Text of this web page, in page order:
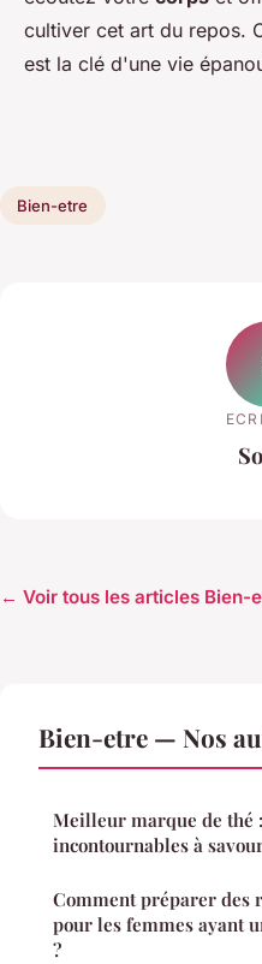
cultiver cet art du repos.
est la clé d'une vie
Bien-etre
← Voir tous les articles Bien-
Bien-etre — Nos
Meilleur marque de thé
incontournables à
Comment préparer des
pour les femmes ayant
?